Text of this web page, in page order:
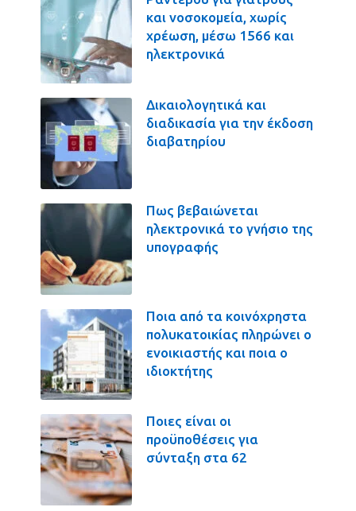
και νοσοκομεία, χωρίς
χρέωση, μέσω 1566 και
ηλεκτρονικά
Δικαιολογητικά και
διαδικασία για την έκδοση
διαβατηρίου
Πως βεβαιώνεται
ηλεκτρονικά το γνήσιο της
υπογραφής
Ποια από τα κοινόχρηστα
πολυκατοικίας πληρώνει ο
ενοικιαστής και ποια ο
ιδιοκτήτης
Ποιες είναι οι
προϋποθέσεις για
σύνταξη στα 62